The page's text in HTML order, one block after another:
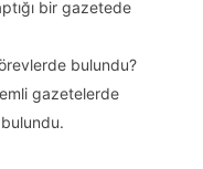
bir gazetede
bulundu?
gazetelerde